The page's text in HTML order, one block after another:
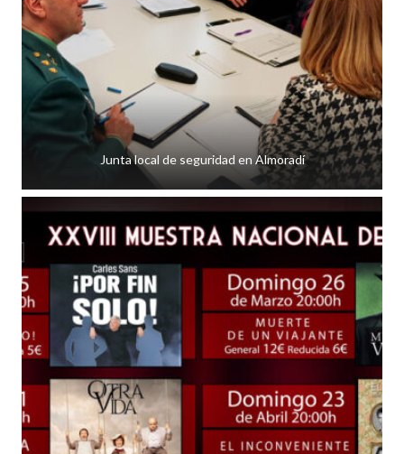
Junta local de seguridad en Almoradí